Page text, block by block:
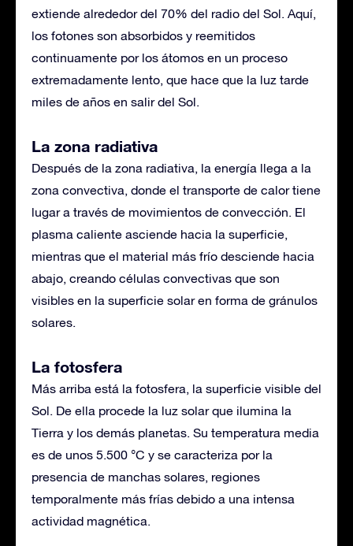
extiende alrededor del 70% del radio del Sol. Aquí,
los fotones son absorbidos y reemitidos
continuamente por los átomos en un proceso
extremadamente lento, que hace que la luz tarde
miles de años en salir del Sol.
La zona radiativa
Después de la zona radiativa, la energía llega a la
zona convectiva, donde el transporte de calor tiene
lugar a través de movimientos de convección. El
plasma caliente asciende hacia la superficie,
mientras que el material más frío desciende hacia
abajo, creando células convectivas que son
visibles en la superficie solar en forma de gránulos
solares.
La fotosfera
Más arriba está la fotosfera, la superficie visible del
Sol. De ella procede la luz solar que ilumina la
Tierra y los demás planetas. Su temperatura media
es de unos 5.500 °C y se caracteriza por la
presencia de manchas solares, regiones
temporalmente más frías debido a una intensa
actividad magnética.